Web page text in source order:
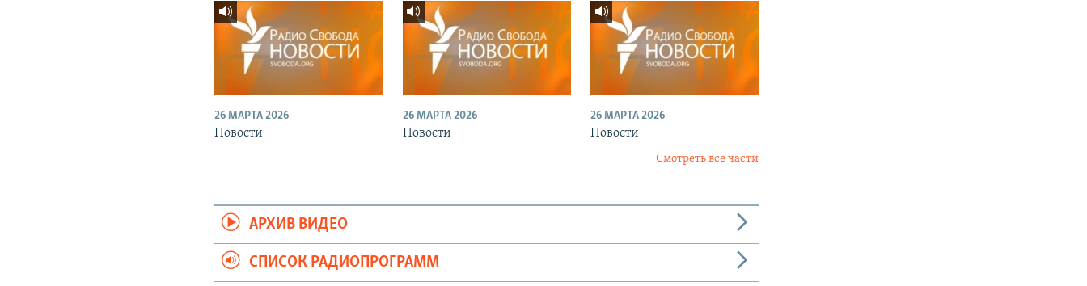
26 МАРТА 2026
Новости
26 МАРТА 2026
Новости
26 МАРТА 2026
Новости
Смотреть все части
АРХИВ ВИДЕО
СПИСОК РАДИОПРОГРАММ